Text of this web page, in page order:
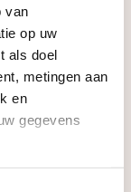
van
op uw
als doel
metingen aan
en
gegevens
er dan vier
je dat door aan
is duwen
de lijn maar
diegene valt
ander. Hoe
is gebeurd?
Als het om